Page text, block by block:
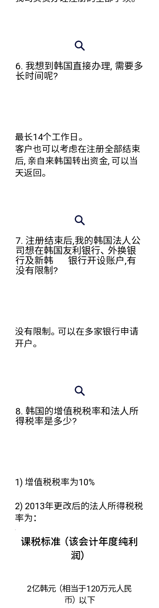
6. 我想到韩国直接办理, 需要多
长时间呢?
最长14个工作日。
客户也可以考虑在注册全部结束
后, 亲自来韩国转出资金, 可以当
天返回。
7. 注册结束后,我的韩国法人公
司想在韩国友利银行、外换银
行及新韩 银行开设账户,有
没有限制?
没有限制。可以在多家银行申请
开户。
8. 韩国的增值税税率和法人所
得税率是多少?
1) 增值税税率为10%
2) 2013年更改后的法人所得税税
率为：
课税标准（该会计年度纯利
润）
2亿韩元（相当于120万元人民
币）以下